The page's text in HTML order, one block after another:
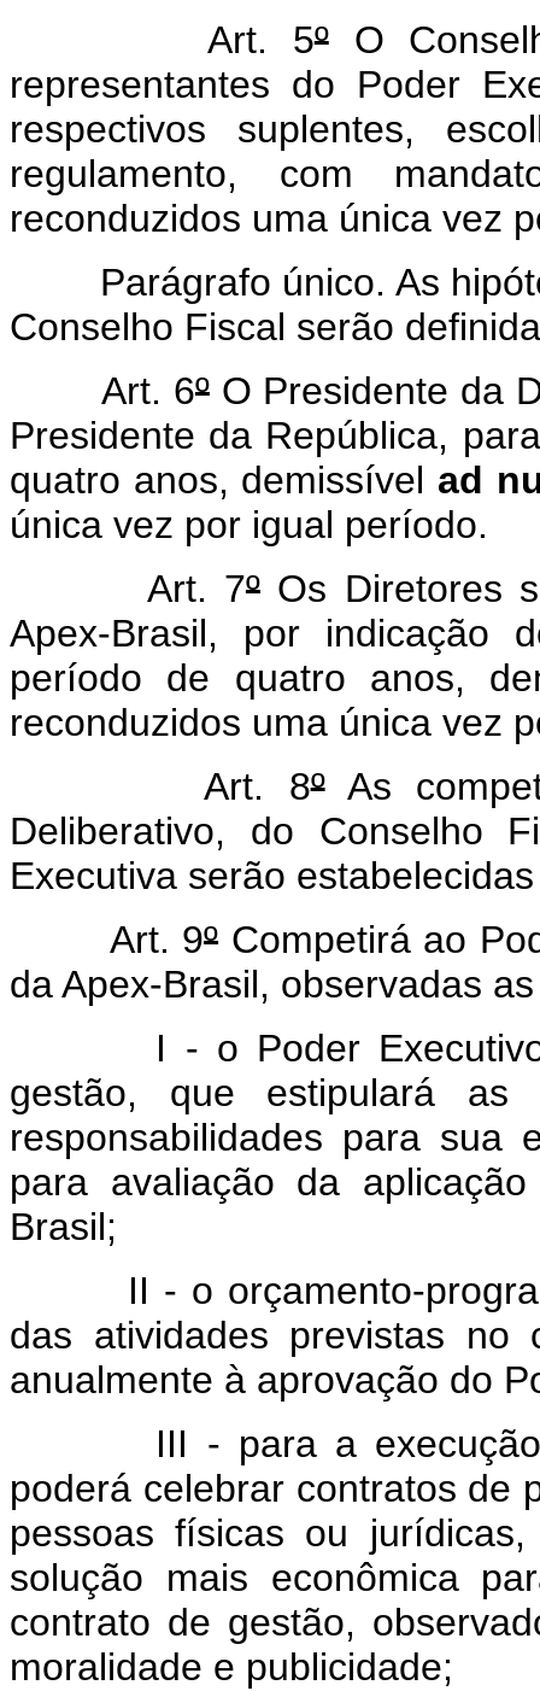
Art. 5ºO
representantes do Poder
respectivos suplentes,
regulamento, com
reconduzidos uma única vez
Parágrafo único. As
Conselho Fiscal serão
Art. 6ºO Presidente da
Presidente da República,
quatro anos, demissível ad
única vez por igual período.
Art. 7ºOs Diretores
Apex-Brasil, por indicação
período de quatro anos,
reconduzidos uma única vez
Art. 8ºAs
Deliberativo, do Conselho
Executiva serão
Art. 9º Competirá ao
da Apex-Brasil, observadas
I - o Poder
gestão, que estipulará
responsabilidades para sua
para avaliação da
Brasil;
II - o orçamento-
das atividades previstas no
anualmente à aprovação do
III - para a
poderá celebrar contratos de
pessoas físicas ou
solução mais econômica
contrato de gestão,
moralidade e publicidade;